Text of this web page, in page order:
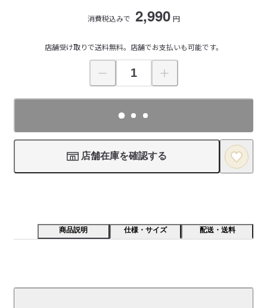
消費税込みで 2,990 円
店舗受け取りで送料無料。店舗でお支払いも可能です。
店舗在庫を確認する
商品説明 仕様・サイズ 配送・送料